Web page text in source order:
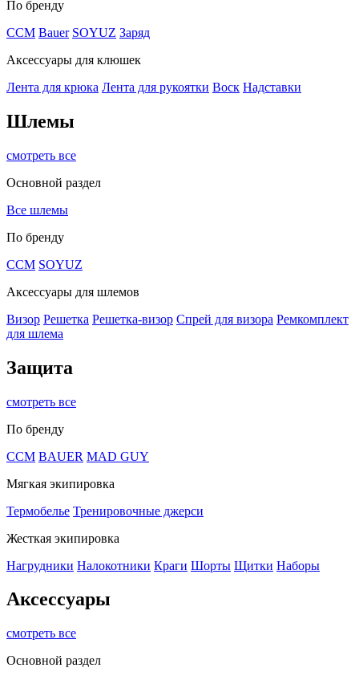
По бренду
CCM Bauer SOYUZ Заряд
Аксессуары для клюшек
Лента для крюка Лента для рукоятки Воск Надставки
Шлемы
смотреть все
Основной раздел
Все шлемы
По бренду
CCM SOYUZ
Аксессуары для шлемов
Визор Решетка Решетка-визор Спрей для визора Ремкомплект
для шлема
Защита
смотреть все
По бренду
CCM BAUER MAD GUY
Мягкая экипировка
Термобелье Тренировочные джерси
Жесткая экипировка
Нагрудники Налокотники Краги Шорты Щитки Наборы
Аксессуары
смотреть все
Основной раздел